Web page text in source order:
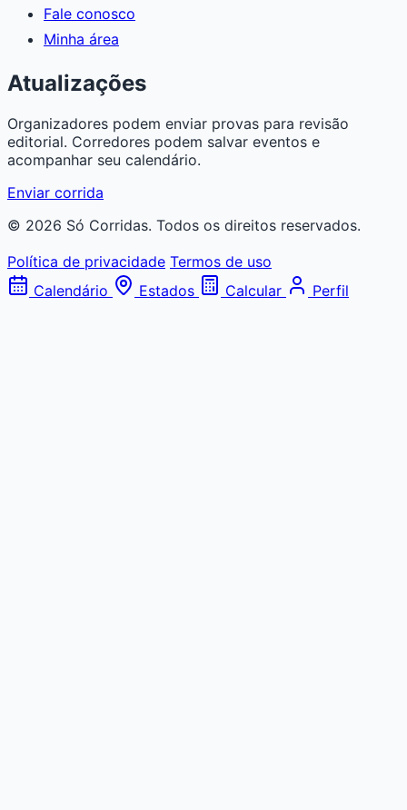
Fale conosco
Minha área
Atualizações
Organizadores podem enviar provas para revisão
editorial. Corredores podem salvar eventos e
acompanhar seu calendário.
Enviar corrida
© 2026 Só Corridas. Todos os direitos reservados.
Política de privacidade Termos de uso
Calendário
Estados Calcular Perfil